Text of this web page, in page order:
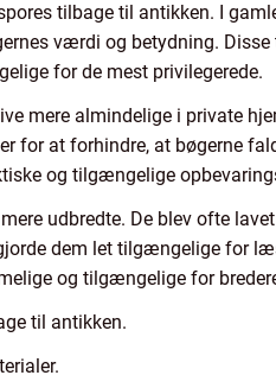
tilbage til antikken. I
værdi og betydning.
for de mest privilegerede.
mere almindelige i private
for at forhindre, at bøgerne
og tilgængelige
udbredte. De blev ofte
dem let tilgængelige for
og tilgængelige for
til antikken.